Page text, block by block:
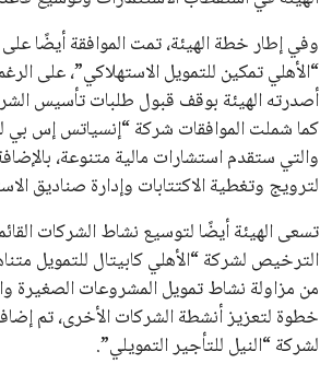
وفي إطار خطة الهيئة، تمت الموافقة أيضًا
“الأهلي تمكين للتمويل الاستهلاكي”، على
أصدرته الهيئة بوقف قبول طلبات تأسيس
كما شملت الموافقات شركة “إنسياتس إس بي
والتي ستقدم استشارات مالية متنوعة،
لترويج وتغطية الاكتتابات وإدارة صناديق
تسعى الهيئة أيضًا لتوسيع نشاط الشركات
الترخيص لشركة “الأهلي كابيتال للتمويل
من مزاولة نشاط تمويل المشروعات الصغيرة
خطوة لتعزيز أنشطة الشركات الأخرى، تم
لشركة “النيل للتأجير التمويلي”.